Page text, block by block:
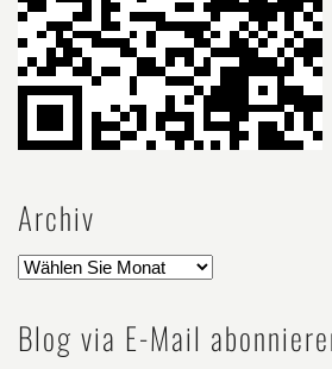
Archiv
Blog via E-Mail